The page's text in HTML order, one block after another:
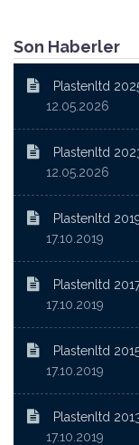
Son Haberler
Plastenltd
12.05.2026
Plastenltd
12.05.2026
17.10.2019
Plastenltd
17.10.2019
Plastenltd
17.10.2019
Plastenltd
17.10.2019